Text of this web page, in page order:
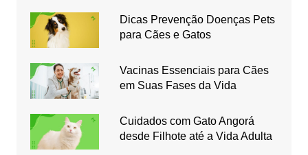
Dicas Prevenção Doenças Pets
para Cães e Gatos
Vacinas Essenciais para Cães
em Suas Fases da Vida
Cuidados com Gato Angorá
desde Filhote até a Vida Adulta